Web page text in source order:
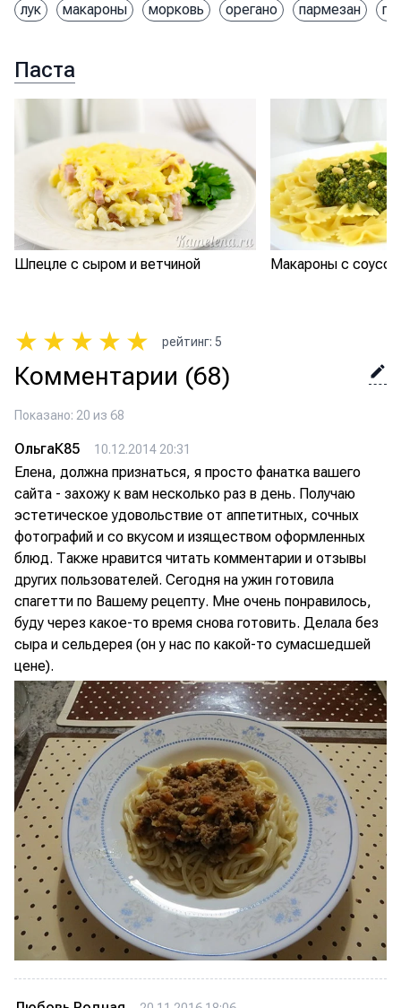
лук макароны морковь орегано пармезан
Паста
Шпецле с сыром и ветчиной Макароны с
★ ★ ★ ★ ★ рейтинг: 5
Комментарии (68)
Показано: 20 из 68
ОльгаК85 10.12.2014 20:31
Елена, должна признаться, я просто фанатка вашего
сайта - захожу к вам несколько раз в день. Получаю
эстетическое удовольствие от аппетитных, сочных
фотографий и со вкусом и изяществом оформленных
блюд. Также нравится читать комментарии и отзывы
других пользователей. Сегодня на ужин готовила
спагетти по Вашему рецепту. Мне очень понравилось,
буду через какое-то время снова готовить. Делала без
сыра и сельдерея (он у нас по какой-то сумасшедшей
цене).